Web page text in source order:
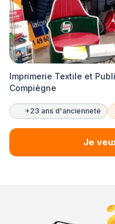
Imprimerie Textile et
Compiègne
+23 ans d'ancienneté
Je